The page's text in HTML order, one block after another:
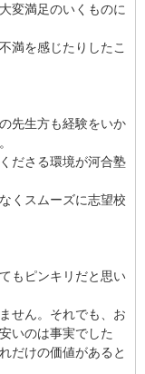
変満足のいくものに
満を感じたりしたこ
先生方も経験をいか
ださる環境が河合塾
くスムーズに志望校
もピンキリだと思い
せん。それでも、お
いのは事実でした
だけの価値があると